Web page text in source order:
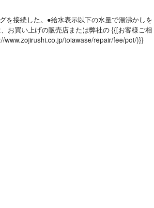
を接続した。●給水表示以下の水量で湯沸かしを
お買い上げの販売店または弊社の {{[お客様ご相
toiawase/repair/fee/pot/)}}